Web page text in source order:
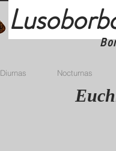
Diurnas Nocturnas